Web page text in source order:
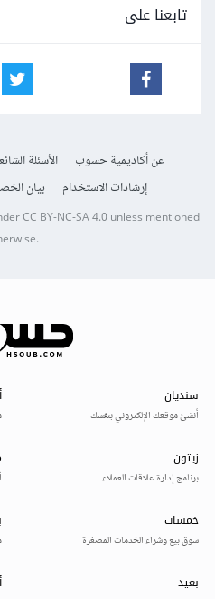
تابعنا على
عن أكاديمية حسوب الأسئلة
إرشادات الاستخدام
بيان
CC BY-NC-SA 4.0unless mentioned